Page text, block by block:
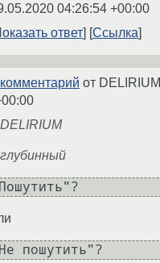
04:26:54 +00:00
ответ
Ссылка
комментарий от DELIRIUM
DELIRIUM
глубинный